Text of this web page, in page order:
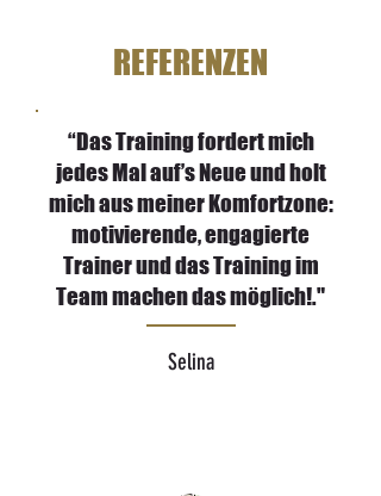
REFERENZEN
“Das Training fordert mich
jedes Mal auf’s Neue und holt
mich aus meiner Komfortzone:
motivierende, engagierte
Trainer und das Training im
Team machen das möglich!."
Selina